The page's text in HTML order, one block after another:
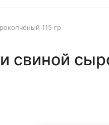
115 гр
свиной